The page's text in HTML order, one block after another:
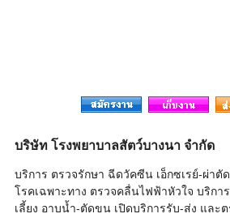
บริษัท โรงพยาบาลสัตว์บางนา จำกัด
บริการ ตรวจรักษา ฉีดวัคซีน เอ็กซเรย์-ผ่า
โรคเฉพาะทาง ตรวจคลื่นไฟฟ้าหัวใจ บริกา
เลี้ยง อาบน้ำ-ตัดขน เปิดบริการรับ-ส่ง และ